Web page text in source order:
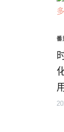
番